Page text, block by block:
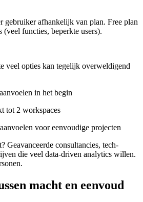
gebruiker afhankelijk van plan. Free plan
functies, beperkte users).
veel opties kan tegelijk overweldigend
in het begin
tot 2 workspaces
voor eenvoudige projecten
Geavanceerde consultancies, tech-
die veel data-driven analytics willen.
macht en eenvoud